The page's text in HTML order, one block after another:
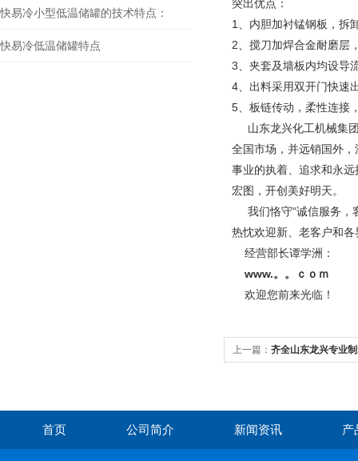
快易冷小型低温储罐的技术特点：
快易冷低温储罐特点
突出优点：
1、内胆加衬锰钢板，拆
2、搅刀加焊合金耐磨层
3、夹套及墙板内均设导
4、出料采用双开门快速
5、板链传动，柔性连接
山东龙兴化工机械集团
全国市场，并远销国外
事业的执着、追求和永
宏图，开创美好明天。
我们恪守“诚信服务，
热忱欢迎新、老客户和
经营部长谭学洲：
www.。。ｃｏｍ
欢迎您前来光临！
上一篇： 齐全山东龙兴专业
首页 公司简介 新闻资讯 产